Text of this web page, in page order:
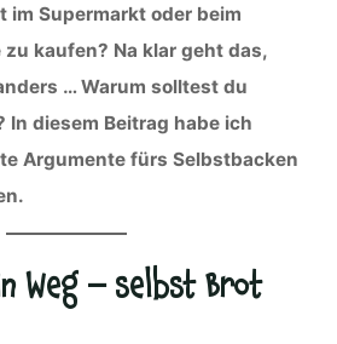
im Supermarkt oder beim
zu kaufen? Na klar geht das,
… Warum solltest du
In diesem Beitrag habe ich
Argumente fürs Selbstbacken
Weg – selbst Brot